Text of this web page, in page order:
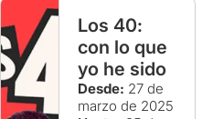
Los 40:
con lo que
yo he sido
Desde: 27 de
marzo de 2025